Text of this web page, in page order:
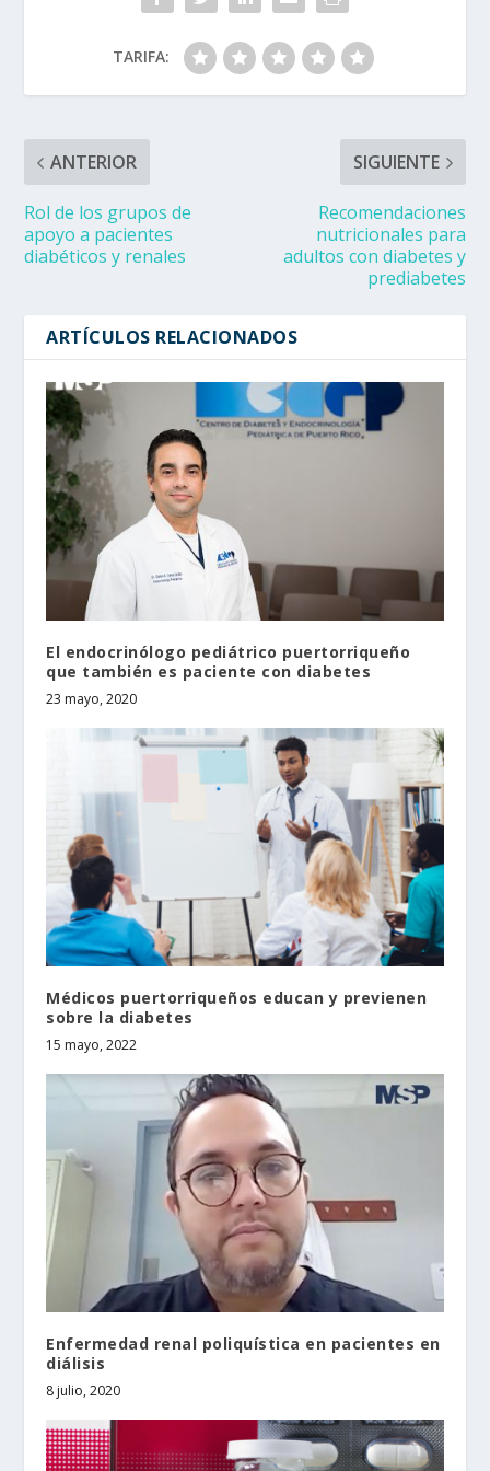
TARIFA:
ANTERIOR
Rol de los grupos de
apoyo a pacientes
diabéticos y renales
SIGUIENTE
Recomendaciones
nutricionales para
adultos con diabetes y
prediabetes
ARTÍCULOS RELACIONADOS
El endocrinólogo pediátrico puertorriqueño
que también es paciente con diabetes
23 mayo, 2020
Médicos puertorriqueños educan y previenen
sobre la diabetes
15 mayo, 2022
Enfermedad renal poliquística en pacientes en
diálisis
8 julio, 2020